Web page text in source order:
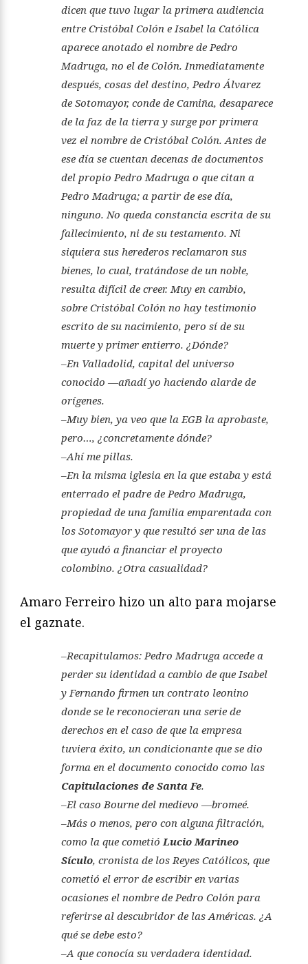
dicen que tuvo lugar la primera audiencia
entre Cristóbal Colón e Isabel la Católica
aparece anotado el nombre de Pedro
Madruga, no el de Colón. Inmediatamente
después, cosas del destino, Pedro Álvarez
de Sotomayor, conde de Camiña, desaparece
de la faz de la tierra y surge por primera
vez el nombre de Cristóbal Colón. Antes de
ese día se cuentan decenas de documentos
del propio Pedro Madruga o que citan a
Pedro Madruga; a partir de ese día,
ninguno. No queda constancia escrita de su
fallecimiento, ni de su testamento. Ni
siquiera sus herederos reclamaron sus
bienes, lo cual, tratándose de un noble,
resulta difícil de creer. Muy en cambio,
sobre Cristóbal Colón no hay testimonio
escrito de su nacimiento, pero sí de su
muerte y primer entierro. ¿Dónde?
–En Valladolid, capital del universo
conocido —añadí yo haciendo alarde de
orígenes.
–Muy bien, ya veo que la EGB la aprobaste,
pero…, ¿concretamente dónde?
–Ahí me pillas.
–En la misma iglesia en la que estaba y está
enterrado el padre de Pedro Madruga,
propiedad de una familia emparentada con
los Sotomayor y que resultó ser una de las
que ayudó a financiar el proyecto
colombino. ¿Otra casualidad?
Amaro Ferreiro hizo un alto para mojarse
el gaznate.
–Recapitulamos: Pedro Madruga accede a
perder su identidad a cambio de que Isabel
y Fernando firmen un contrato leonino
donde se le reconocieran una serie de
derechos en el caso de que la empresa
tuviera éxito, un condicionante que se dio
forma en el documento conocido como las
Capitulaciones de Santa Fe.
–El caso Bourne del medievo —bromeé.
–Más o menos, pero con alguna filtración,
como la que cometióLucio Marineo
Sículo, cronista de los Reyes Católicos, que
cometió el error de escribir en varias
ocasiones el nombre de Pedro Colón para
referirse al descubridor de las Américas. ¿A
qué se debe esto?
–A que conocía su verdadera identidad.